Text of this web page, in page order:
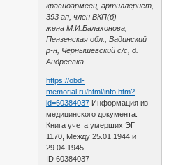
красноармеец, артиллерист,
393 ап, член ВКП(б)
жена М.И.Балахонова,
Пензенская обл., Вадинский
р-н, Чернышевский с/с, д.
Андреевка
https://obd-
memorial.ru/html/info.htm?
id=60384037 Информация из
медицинского документа.
Книга учета умерших ЭГ
1170, Между 25.01.1944 и
29.04.1945
ID 60384037